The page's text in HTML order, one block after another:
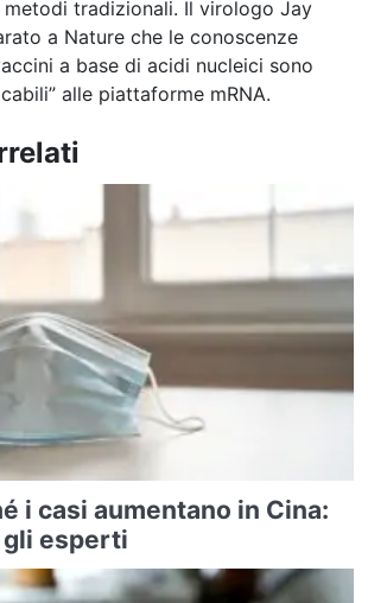
tradizionali. Il virologo Jay
a Nature che le conoscenze
a base di acidi nucleici sono
alle piattaforme mRNA.
i casi aumentano in Cina:
esperti